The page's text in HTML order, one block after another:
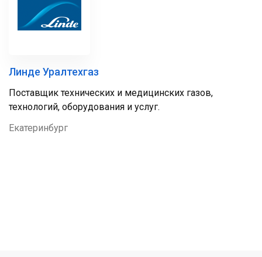
Линде Уралтехгаз
Поставщик технических и медицинских газов,
технологий, оборудования и услуг.
Екатеринбург